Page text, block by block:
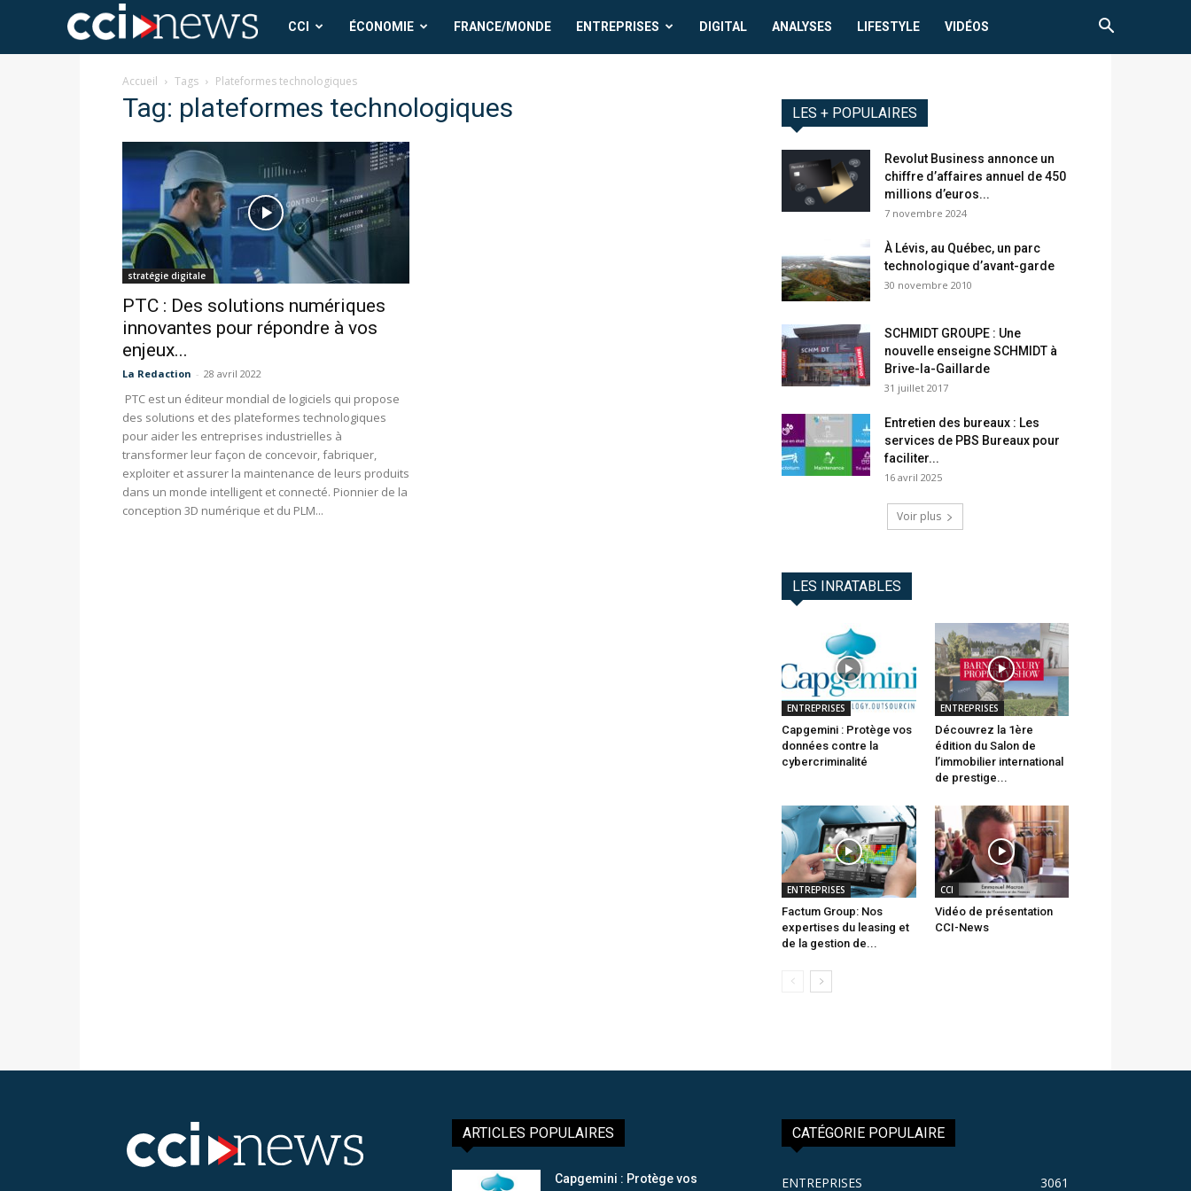
CCI
News
CCI ÉCONOMIE FRANCE/MONDE ENTREPRISES DIGITAL ANALYSES LIFESTYLE VIDÉOS
Accueil Tags Plateformes technologiques
Tag: plateformes technologiques
stratégie digitale
PTC : Des solutions numériques
innovantes pour répondre à vos
enjeux...
La Redaction - 28 avril 2022
PTC est un éditeur mondial de logiciels qui propose
des solutions et des plateformes technologiques
pour aider les entreprises industrielles à
transformer leur façon de concevoir, fabriquer,
exploiter et assurer la maintenance de leurs produits
dans un monde intelligent et connecté. Pionnier de la
conception 3D numérique et du PLM...
LES + POPULAIRES
Revolut Business annonce un
chiffre d’affaires annuel de 450
millions d’euros...
7 novembre 2024
À Lévis, au Québec, un parc
technologique d’avant-garde
30 novembre 2010
SCHMIDT GROUPE : Une
nouvelle enseigne SCHMIDT à
Brive-la-Gaillarde
31 juillet 2017
Entretien des bureaux : Les
services de PBS Bureaux pour
faciliter...
16 avril 2025
Voir plus
LES INRATABLES
ENTREPRISES
Capgemini : Protège vos
données contre la
cybercriminalité
ENTREPRISES
Découvrez la 1ère
édition du Salon de
l’immobilier international
de prestige...
ENTREPRISES
Factum Group: Nos
expertises du leasing et
de la gestion de...
CCI
Vidéo de présentation
CCI-News
ARTICLES POPULAIRES
Capgemini : Protège vos
CATÉGORIE POPULAIRE
ENTREPRISES 3061